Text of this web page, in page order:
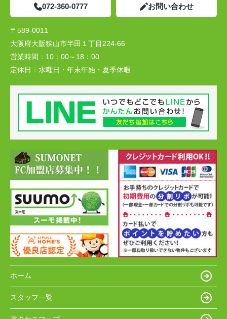
072-360-0777 お問い合わせ
〒589-0011
大阪府大阪狭山市半田１丁目224-66
営業時間： 10：00～18：00
定休日： 水曜日・年末年始・夏季休暇
ホーム
スタッフ一覧